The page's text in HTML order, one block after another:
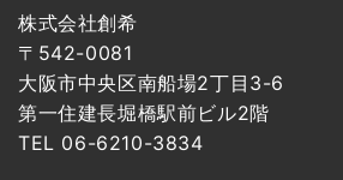
株式会社創希
〒542-0081
大阪市中央区南船場2丁目3-6
第一住建長堀橋駅前ビル2階
TEL 06-6210-3834